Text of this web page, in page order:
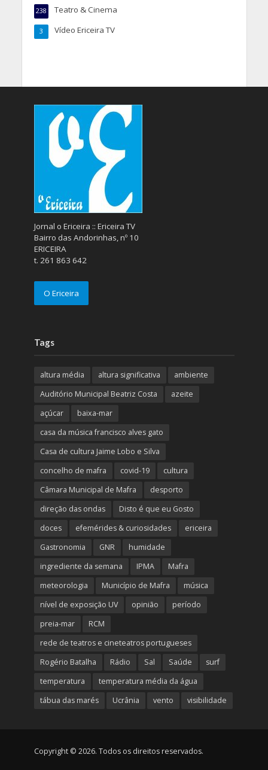
Teatro & Cinema
238
Vídeo Ericeira TV
3
Jornal o Ericeira :: Ericeira TV
Bairro das Andorinhas, nº 10
ERICEIRA
t. 261 863 642
O Ericeira
Tags
altura média altura significativa
ambiente
Auditório Municipal Beatriz Costa
azeite
açúcar
baixa-mar
casa da música francisco alves gato
Casa de cultura Jaime Lobo e Silva
concelho de mafra
covid-19
cultura
Câmara Municipal de Mafra
desporto
direção das ondas
Disto é que eu Gosto
doces
efemérides & curiosidades
ericeira
Gastronomia
GNR
humidade
ingrediente da semana
IPMA
Mafra
meteorologia
Município de Mafra
música
nível de exposição UV
opinião
período
preia-mar
RCM
rede de teatros e cineteatros portugueses
Rogério Batalha
Rádio Sal Saúde
surf
temperatura
temperatura média da água
tábua das marés
Ucrânia vento visibilidade
Copyright © 2026. Todos os direitos reservados.